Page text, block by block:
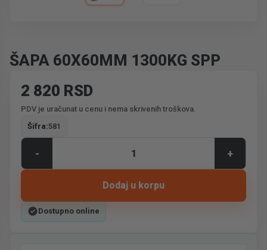
ŠAPA 60X60MM 1300KG SPP
2 820 RSD
PDV je uračunat u cenu i nema skrivenih troškova.
Šifra:581
- +
Dodaj u korpu
Dostupno online